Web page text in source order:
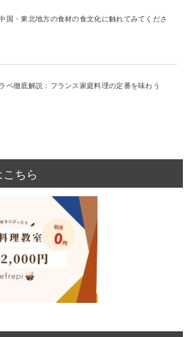
国・東北地方の食材の食文化に触れてみてくださ
ペ徹底解説：フランス家庭料理の定番を味わう
ちら